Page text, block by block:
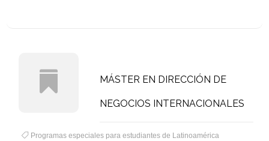
MÁSTER EN DIRECCIÓN DE
NEGOCIOS INTERNACIONALES
Programas especiales para estudiantes de Latinoamérica